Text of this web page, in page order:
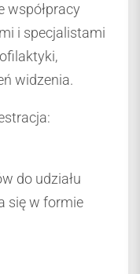
współpracy
i specjalistami
widzenia.
do udziału
się w formie